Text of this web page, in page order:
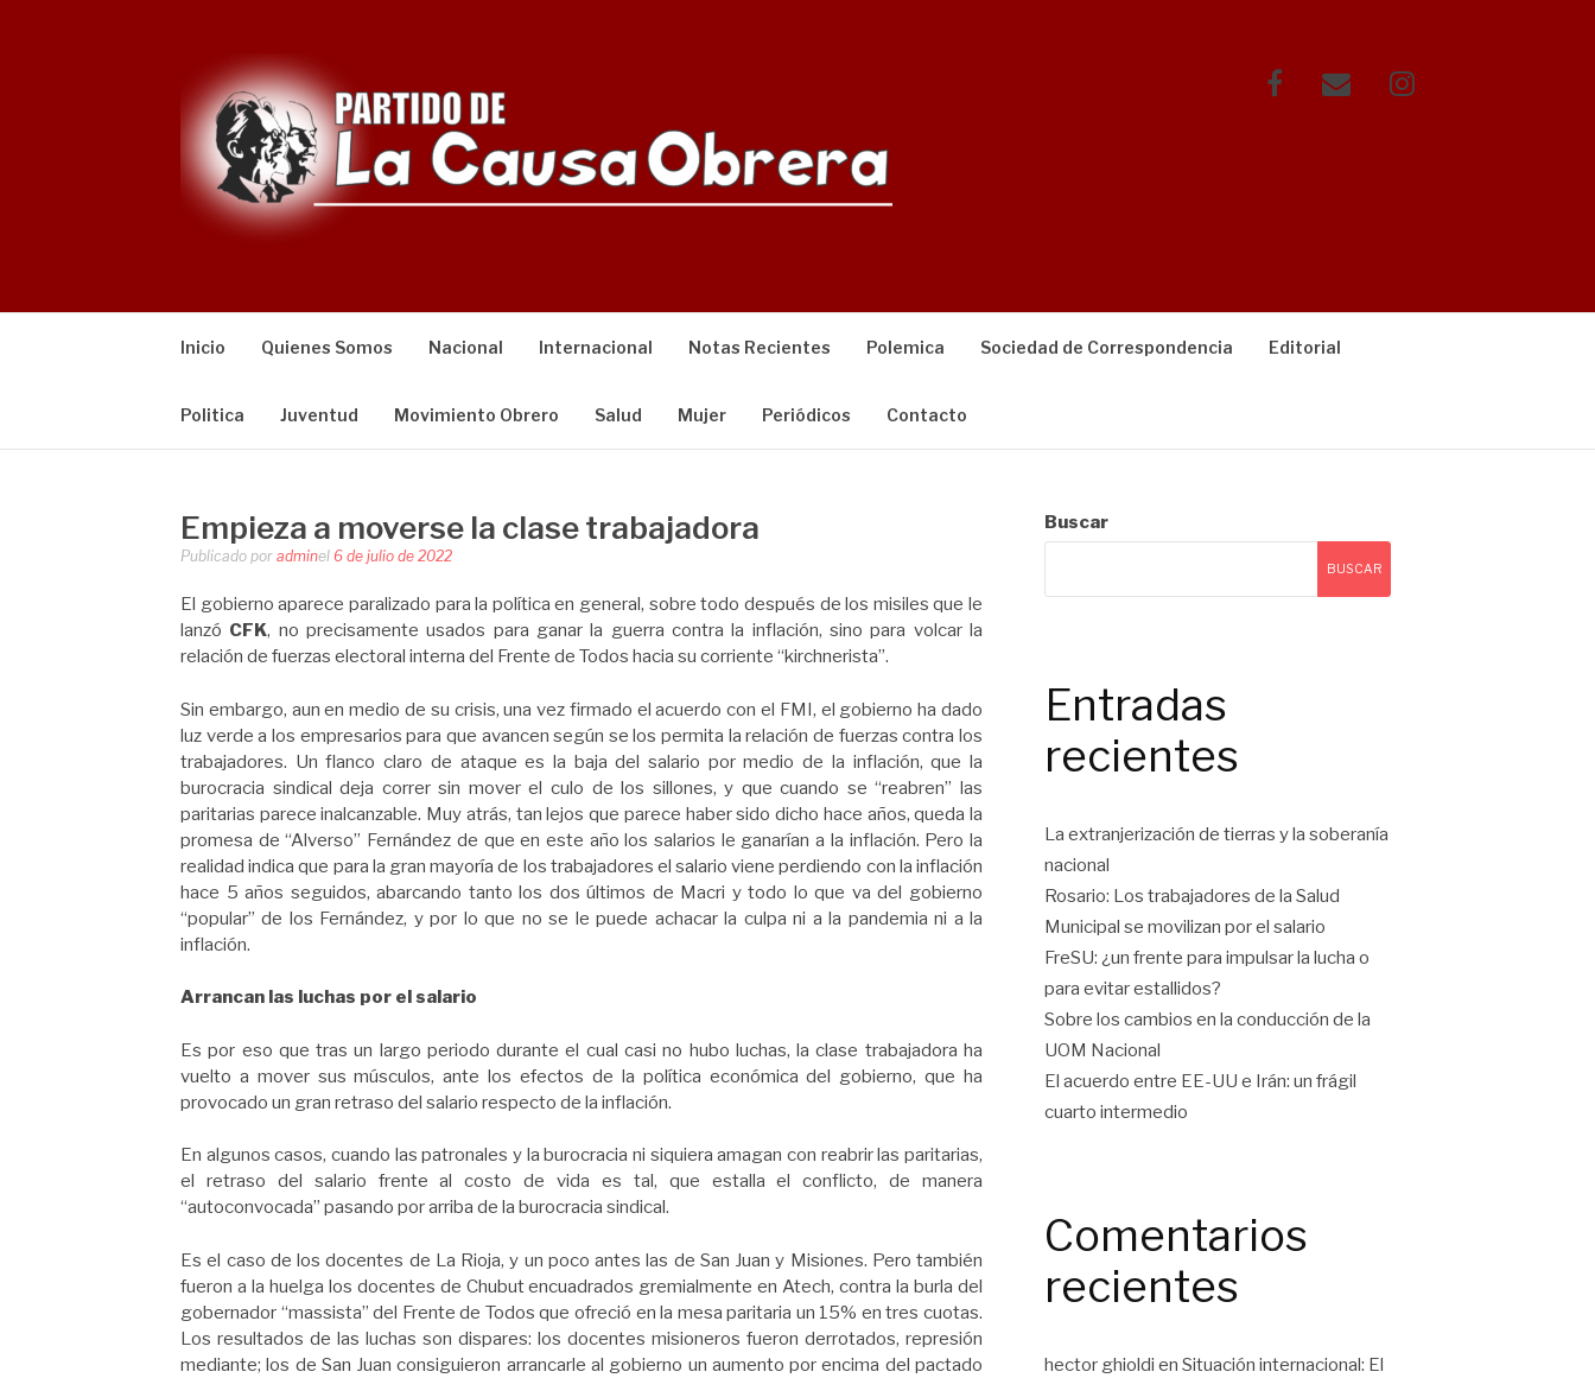
FacebookCorreo Instagram
Inicio Quienes Somos Nacional Internacional Notas Recientes Polemica Sociedad de Correspondencia Editorial
Politica Juventud Movimiento Obrero Salud Mujer Periódicos Contacto
Empieza a moverse la clase trabajadora
Publicado por adminel 6 de julio de 2022
El gobierno aparece paralizado para la política en general, sobre todo después de los misiles que le
lanzó CFK, no precisamente usados para ganar la guerra contra la inflación, sino para volcar la
relación de fuerzas electoral interna del Frente de Todos hacia su corriente “kirchnerista”.
Sin embargo, aun en medio de su crisis, una vez firmado el acuerdo con el FMI, el gobierno ha dado
luz verde a los empresarios para que avancen según se los permita la relación de fuerzas contra los
trabajadores. Un flanco claro de ataque es la baja del salario por medio de la inflación, que la
burocracia sindical deja correr sin mover el culo de los sillones, y que cuando se “reabren” las
paritarias parece inalcanzable. Muy atrás, tan lejos que parece haber sido dicho hace años, queda la
promesa de “Alverso” Fernández de que en este año los salarios le ganarían a la inflación. Pero la
realidad indica que para la gran mayoría de los trabajadores el salario viene perdiendo con la inflación
hace 5 años seguidos, abarcando tanto los dos últimos de Macri y todo lo que va del gobierno
“popular” de los Fernández, y por lo que no se le puede achacar la culpa ni a la pandemia ni a la
inflación.
Arrancan las luchas por el salario
Es por eso que tras un largo periodo durante el cual casi no hubo luchas, la clase trabajadora ha
vuelto a mover sus músculos, ante los efectos de la política económica del gobierno, que ha
provocado un gran retraso del salario respecto de la inflación.
En algunos casos, cuando las patronales y la burocracia ni siquiera amagan con reabrir las paritarias,
el retraso del salario frente al costo de vida es tal, que estalla el conflicto, de manera
“autoconvocada” pasando por arriba de la burocracia sindical.
Es el caso de los docentes de La Rioja, y un poco antes las de San Juan y Misiones. Pero también
fueron a la huelga los docentes de Chubut encuadrados gremialmente en Atech, contra la burla del
gobernador “massista” del Frente de Todos que ofreció en la mesa paritaria un 15% en tres cuotas.
Los resultados de las luchas son dispares: los docentes misioneros fueron derrotados, represión
mediante; los de San Juan consiguieron arrancarle al gobierno un aumento por encima del pactado
Buscar
BUSCAR
Entradas
recientes
La extranjerización de tierras y la soberanía
nacional
Rosario: Los trabajadores de la Salud
Municipal se movilizan por el salario
FreSU: ¿un frente para impulsar la lucha o
para evitar estallidos?
Sobre los cambios en la conducción de la
UOM Nacional
El acuerdo entre EE-UU e Irán: un frágil
cuarto intermedio
Comentarios
recientes
hector ghioldi en Situación internacional: El